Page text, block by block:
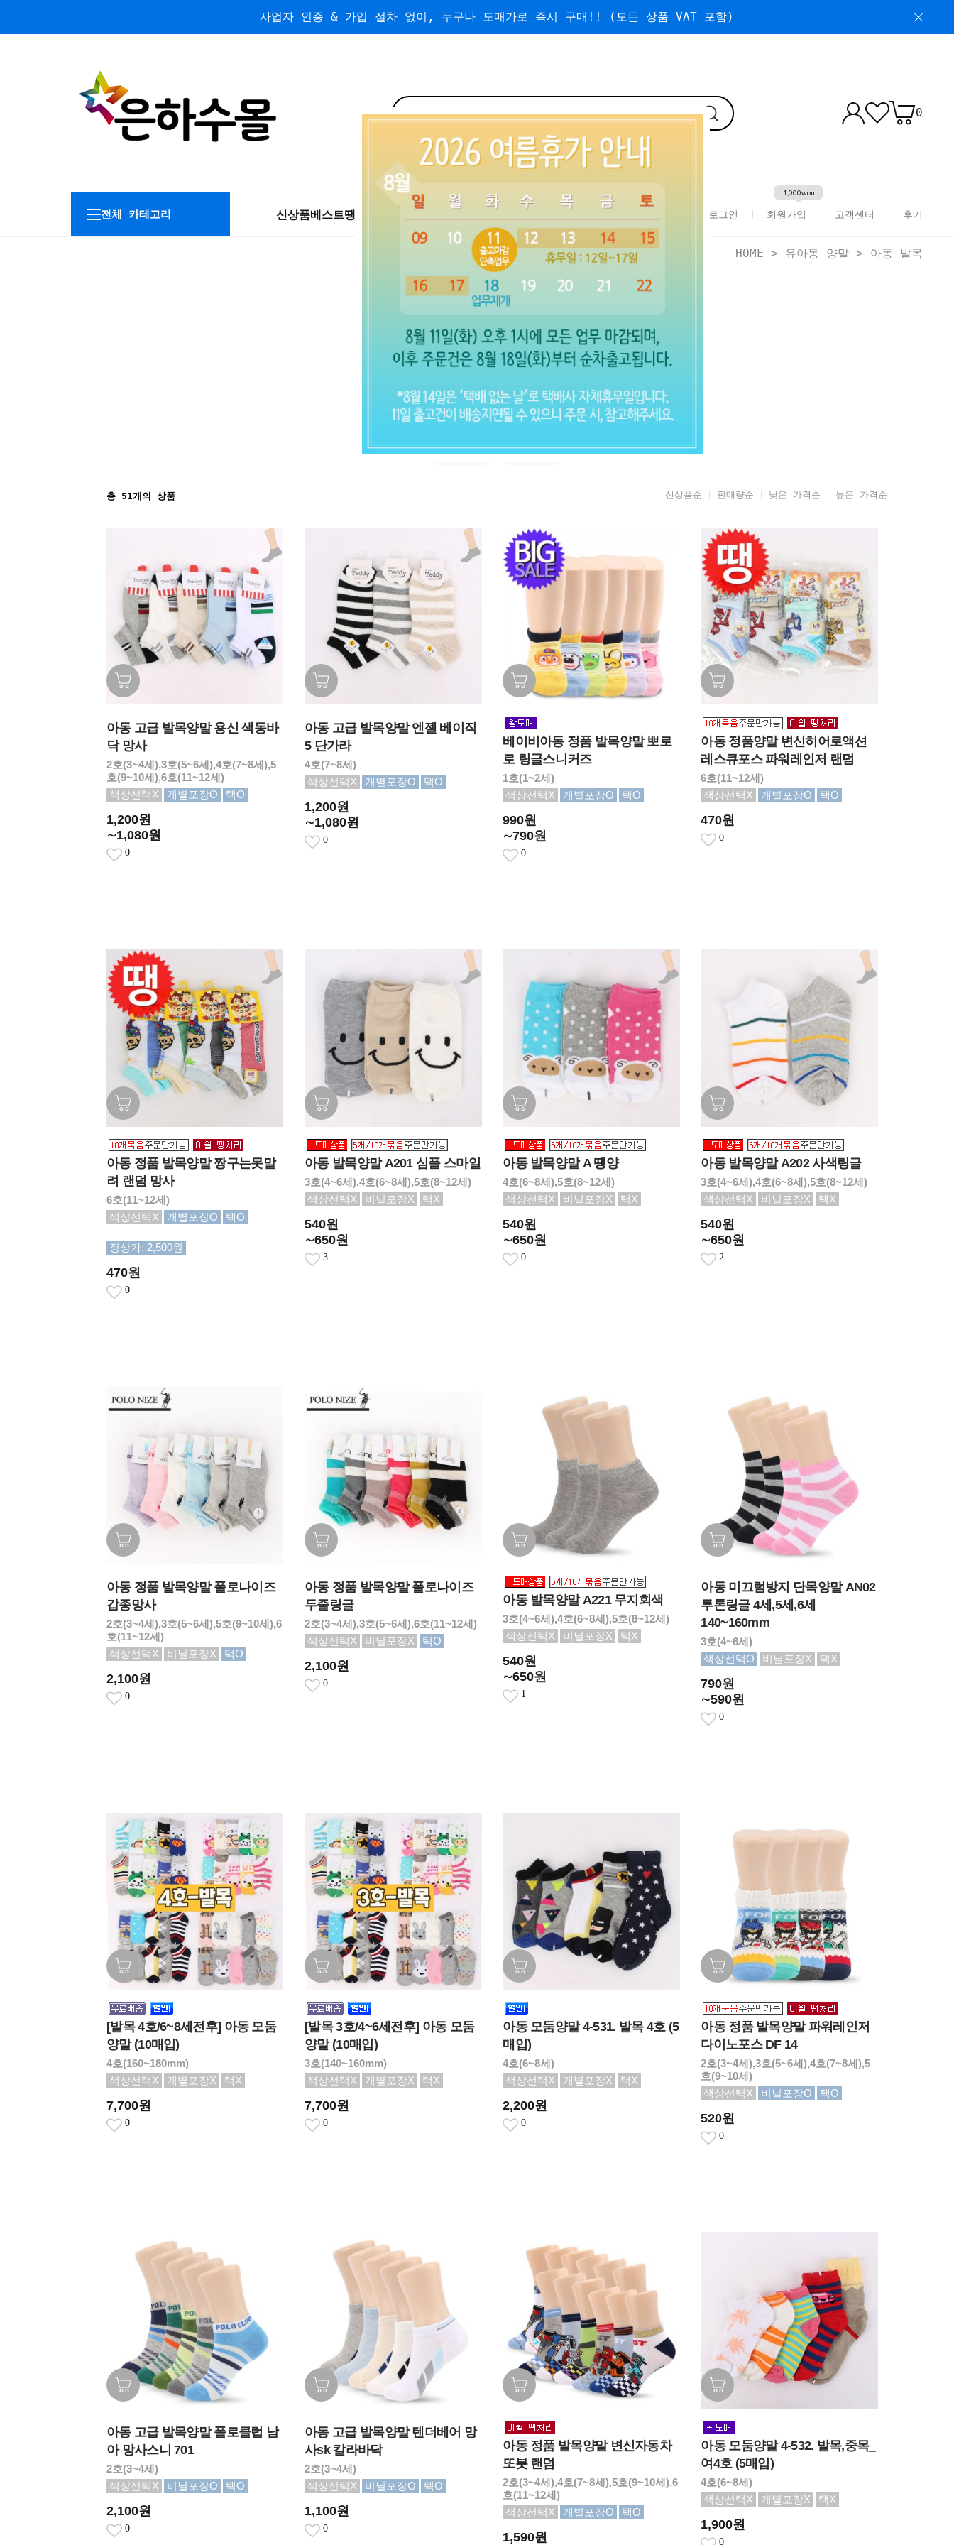
사업자 인증 & 가입 절차 없이, 누구나 도매가로 즉시 구매!! (모든 상품 VAT 포함)
0
전체 카테고리 신상품베스트땡처리/왕도매 로그인 회원가입
1,000won
고객센터 후기
HOME > 유아동 양말 > 아동 발목
아동 발목
유아동 양말 (전체보기)
실속형 고급형
총 51개의 상품 신상품순 판매량순 낮은 가격순 높은 가격순
아동 고급 발목양말 용신 색동바
닥 망사
2호(3~4세),3호(5~6세),4호(7~8세),5
호(9~10세),6호(11~12세)
색상선택X
개별포장O 택O
1,200원
∼1,080원
0
아동 고급 발목양말 엔젤 베이직
5 단가라
4호(7~8세)
색상선택X
개별포장O 택O
1,200원
∼1,080원
0
베이비아동 정품 발목양말 뽀로
로 링글스니커즈
1호(1~2세)
색상선택X
개별포장O 택O
990원
∼790원
0
아동 정품양말 변신히어로액션
레스큐포스 파워레인저 랜덤
6호(11~12세)
색상선택X
개별포장O 택O
470원
0
아동 정품 발목양말 짱구는못말
려 랜덤 망사
6호(11~12세)
색상선택X
개별포장O 택O
정상가: 2,500원
470원
0
아동 발목양말 A201 심플 스마일
3호(4~6세),4호(6~8세),5호(8~12세)
색상선택X
비닐포장X 택X
540원
∼650원
3
아동 발목양말 A 땡양
4호(6~8세),5호(8~12세)
색상선택X
비닐포장X 택X
540원
∼650원
0
아동 발목양말 A202 사색링글
3호(4~6세),4호(6~8세),5호(8~12세)
색상선택X
비닐포장X 택X
540원
∼650원
2
아동 정품 발목양말 폴로나이즈
갑종망사
2호(3~4세),3호(5~6세),5호(9~10세),6
호(11~12세)
색상선택X
비닐포장X 택O
2,100원
0
아동 정품 발목양말 폴로나이즈
두줄링글
2호(3~4세),3호(5~6세),6호(11~12세)
색상선택X
비닐포장X 택O
2,100원
0
아동 발목양말 A221 무지회색
3호(4~6세),4호(6~8세),5호(8~12세)
색상선택X
비닐포장X 택X
540원
∼650원
1
아동 미끄럼방지 단목양말 AN02
투톤링글 4세,5세,6세
140~160mm
3호(4~6세)
색상선택O
비닐포장X 택X
790원
∼590원
0
[발목 4호/6~8세전후] 아동 모둠
양말 (10매입)
4호(160~180mm)
색상선택X
개별포장X 택X
7,700원
0
[발목 3호/4~6세전후] 아동 모둠
양말 (10매입)
3호(140~160mm)
색상선택X
개별포장X 택X
7,700원
0
아동 모둠양말 4-531. 발목 4호 (5
매입)
4호(6~8세)
색상선택X
개별포장X 택X
2,200원
0
아동 정품 발목양말 파워레인저
다이노포스 DF 14
2호(3~4세),3호(5~6세),4호(7~8세),5
호(9~10세)
색상선택X
비닐포장O 택O
520원
0
아동 고급 발목양말 폴로클럽 남
아 망사스니 701
2호(3~4세)
색상선택X
비닐포장O 택O
2,100원
0
아동 고급 발목양말 텐더베어 망
사sk 칼라바닥
2호(3~4세)
색상선택X
비닐포장O 택O
1,100원
0
아동 정품 발목양말 변신자동차
또봇 랜덤
2호(3~4세),4호(7~8세),5호(9~10세),6
호(11~12세)
색상선택X
개별포장O 택O
1,590원
아동 모둠양말 4-532. 발목,중목_
여4호 (5매입)
4호(6~8세)
색상선택X
개별포장X 택X
1,900원
0